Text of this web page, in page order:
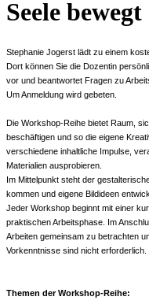
Seele bewegt
Stephanie Jogerst lädt zu einem
Dort können Sie die Dozentin
vor und beantwortet Fragen zu
Um Anmeldung wird gebeten.
Die Workshop-Reihe bietet Raum,
beschäftigen und so die eigene
verschiedene inhaltliche Impulse,
Materialien ausprobieren.
Im Mittelpunkt steht der
kommen und eigene Bildideen
Jeder Workshop beginnt mit einer
praktischen Arbeitsphase. Im
Arbeiten gemeinsam zu betrachten
Vorkenntnisse sind nicht erforderlich.
Themen der Workshop-Reihe: